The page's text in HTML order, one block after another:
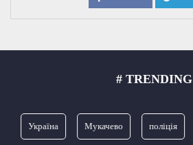
# TRENDING
Україна Мукачево поліція